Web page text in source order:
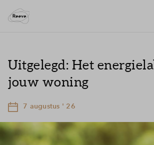
Uitgelegd: Het
jouw woning
7 augustus ' 26